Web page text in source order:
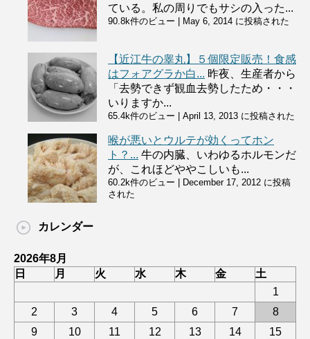
ている。私の周りでもサシの入った...
90.8k件のビュー | May 6, 2014 に投稿された
【近江牛の睾丸】５個限定販売！食感
はフォアグラか白... 昨夜、生産者から
「去勢できず観血去勢したため・・・
いりますか...
65.4k件のビュー | April 13, 2013 に投稿された
喉が悪いとウルテが効くってホン
ト？... 牛の内臓、いわゆるホルモンだ
が、これほどややこしいも...
60.2k件のビュー | December 17, 2012 に投稿
された
カレンダー
2026年8月
日
月 火 水 木 金
土
1
2
3 4 5 6 7
8
9
10 11 12 13 14
15